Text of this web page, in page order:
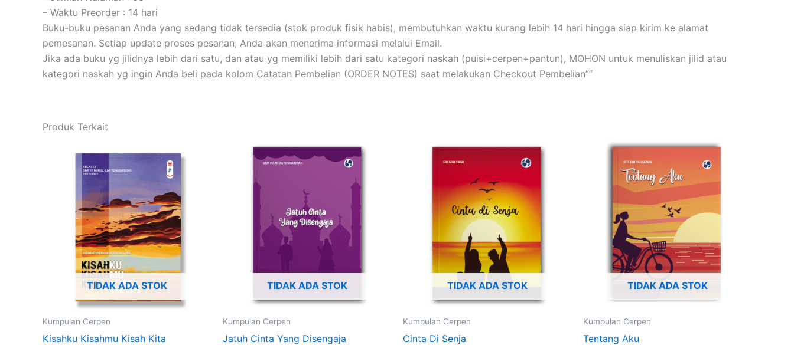
– Waktu Preorder : 14 hari
Buku-buku pesanan Anda yang sedang tidak tersedia (stok produk fisik habis), membutuhkan waktu kurang lebih 14 hari hingga siap kirim ke alamat
pemesanan. Setiap update proses pesanan, Anda akan menerima informasi melalui Email.
Jika ada buku yg jilidnya lebih dari satu, dan atau yg memiliki lebih dari satu kategori naskah (puisi+cerpen+pantun), MOHON untuk menuliskan jilid atau
kategori naskah yg ingin Anda beli pada kolom Catatan Pembelian (ORDER NOTES) saat melakukan Checkout Pembelian””
Produk Terkait
TIDAK ADA STOK
Kumpulan Cerpen
Kisahku Kisahmu Kisah Kita
TIDAK ADA STOK
Kumpulan Cerpen
Jatuh Cinta Yang Disengaja
TIDAK ADA STOK
Kumpulan Cerpen
Cinta Di Senja
TIDAK ADA STOK
Kumpulan Cerpen
Tentang Aku